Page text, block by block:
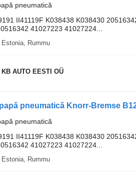
pneumatică
II41119F K038438 K038430
41027223 41027224...
Estonia, Rummu
KB AUTO EESTI OÜ
pneumatică
II41119F K038438 K038430
41027223 41027224...
Estonia, Rummu